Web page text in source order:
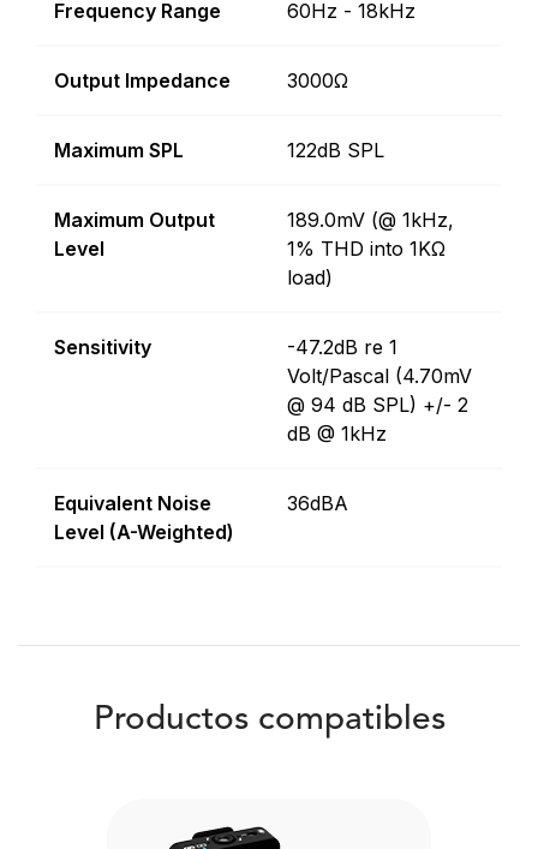
Frequency Range 60Hz - 18kHz
Output Impedance 3000Ω
Maximum SPL 122dB SPL
Maximum Output
Level
189.0mV (@ 1kHz,
1% THD into 1KΩ
load)
Sensitivity
-47.2dB re 1
Volt/Pascal (4.70mV
@ 94 dB SPL) +/- 2
dB @ 1kHz
Equivalent Noise
Level (A-Weighted)
36dBA
Productos compatibles